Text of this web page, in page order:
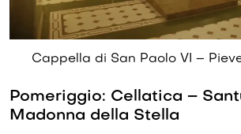
Cappella di San Paolo VI –
Pomeriggio: Cellatica –
Madonna della Stella